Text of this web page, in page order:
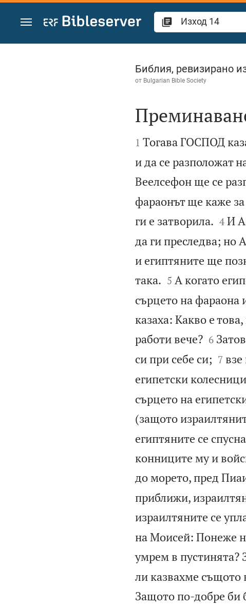
Преминете към съдържанието
Изход 14
Библия, ревизирано
от Bulgarian Bible Society


1 Тогава ГОСПОД
и да се разположат
Веелсефон ще се
фараонът ще каже за
ги е затворила.
4 И
да ги преследва; но
и египтяните ще
така.
5 А когато
сърцето на фараона
казаха: Какво е
работи вече?
6
си при себе си;
7
египетски
сърцето на
(защото
египтяните се
конниците му и
до морето, пред
приближи,
израилтяните се
на Моисей: Понеже
умрем в пустинята?
ли казвахме същото
Защото по-добре би